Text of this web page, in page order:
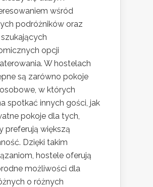
wśród
podróżników oraz
opcji
W hostelach
są zarówno pokoje
w których
spotkać innych gości, jak
pokoje dla tych,
preferują większą
Dzięki takim
hostele oferują
możliwości dla
o różnych